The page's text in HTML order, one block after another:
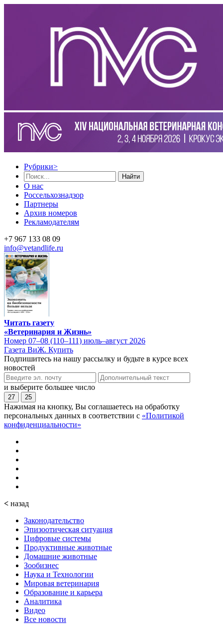
Рубрики>
Найти
О нас
Россельхознадзор
Партнеры
Архив номеров
Рекламодателям
+7 967 133 08 09
info@vetandlife.ru
Читать газету
«Ветеринария и Жизнь»
Номер 07–08 (110–111) июль–август 2026
Газета ВиЖ. Купить
Подпишитесь на нашу рассылку и будьте в курсе всех
новостей
и выберите большее число
27 25
Нажимая на кнопку, Вы соглашаетесь на обработку
персональных данных в соответствии с «Политикой
конфиденциальности»
< назад
Законодательство
Эпизоотическая ситуация
Цифровые системы
Продуктивные животные
Домашние животные
Зообизнес
Наука и Технологии
Мировая ветеринария
Образование и карьера
Аналитика
Видео
Все новости